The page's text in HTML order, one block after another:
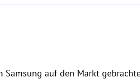
Samsung auf den Markt